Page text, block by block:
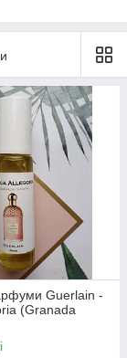
парфуми на
Guerlain -
(Granada